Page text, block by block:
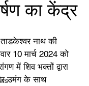
का केंद्र
10 मार्च 2024 को
में शिव भक्तों द्वारा
उमंग के साथ